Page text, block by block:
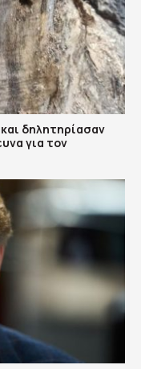
δηλητηρίασαν
για τον